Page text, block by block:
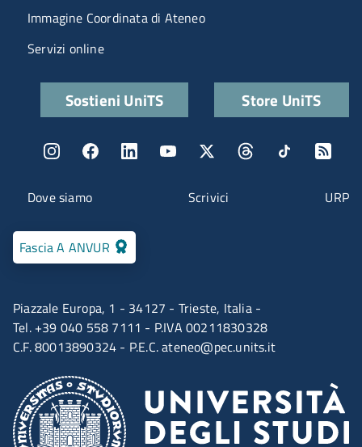
Piazzale Europa, 1 - 34127 - Trieste, Italia -
Tel. +39 040 558 7111 - P.IVA 00211830328
C.F. 80013890324 - P.E.C.ateneo@pec.units.it
Fascia A ANVUR
Menu contatti
Dove siamo Scrivici URP
Immagine Coordinata di Ateneo
Servizi online
Quick linksSostieni UniTS Store UniTS
Menu social